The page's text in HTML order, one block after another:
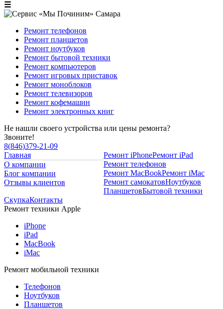
☰
Ремонт телефонов
Ремонт планшетов
Ремонт ноутбуков
Ремонт бытовой техники
Ремонт компьютеров
Ремонт игровых приставок
Ремонт моноблоков
Ремонт телевизоров
Ремонт кофемашин
Ремонт электронных книг
Не нашли своего устройства или цены ремонта?
Звоните!
8(846)379-21-09
Главная
О компании
Блог компании
Отзывы клиентов
Ремонт iPhoneРемонт iPad
Ремонт телефонов
Ремонт MacBookРемонт iMac
Ремонт самокатовНоутбуков
ПланшетовБытовой техники
СкупкаКонтакты
Ремонт техники Apple
iPhone
iPad
MacBook
iMac
Ремонт мобильной техники
Телефонов
Ноутбуков
Планшетов